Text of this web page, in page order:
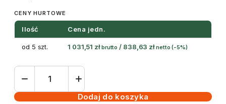
CENY HURTOWE
Ilość Cena jedn.
od 5 szt. 1 031,51 zł brutto / 838,63 zł netto (-5%)
ilość
wieszana
Dodaj do koszyka